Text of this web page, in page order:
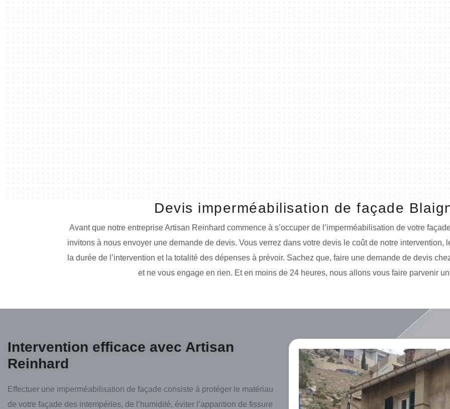
Devis imperméabilisation de façade
Avant que notre entreprise Artisan Reinhard commence à s’occuper de l’imperméabilisation de votre
invitons à nous envoyer une demande de devis. Vous verrez dans votre devis le coût de notre intervention,
la durée de l’intervention et la totalité des dépenses à prévoir. Sachez que, faire une demande de devis
et ne vous engage en rien. Et en moins de 24 heures, nous allons vous faire parvenir
Intervention efficace avec Artisan
Reinhard
Effectuer une imperméabilisation de façade consiste à protéger le matériau
de votre façade des intempéries, de l’humidité, éviter l’apparition de fissure